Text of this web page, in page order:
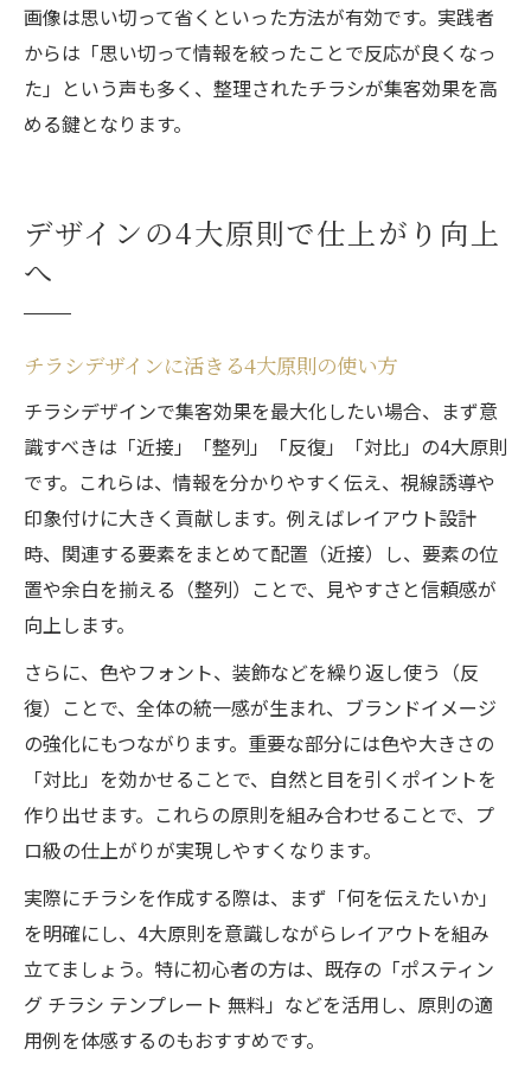
画像は思い切って省くといった方法が有効です。実践者
からは「思い切って情報を絞ったことで反応が良くなっ
た」という声も多く、整理されたチラシが集客効果を高
める鍵となります。
デザインの4大原則で仕上がり向上
へ
チラシデザインに活きる4大原則の使い方
チラシデザインで集客効果を最大化したい場合、まず意
識すべきは「近接」「整列」「反復」「対比」の4大原則
です。これらは、情報を分かりやすく伝え、視線誘導や
印象付けに大きく貢献します。例えばレイアウト設計
時、関連する要素をまとめて配置（近接）し、要素の位
置や余白を揃える（整列）ことで、見やすさと信頼感が
向上します。
さらに、色やフォント、装飾などを繰り返し使う（反
復）ことで、全体の統一感が生まれ、ブランドイメージ
の強化にもつながります。重要な部分には色や大きさの
「対比」を効かせることで、自然と目を引くポイントを
作り出せます。これらの原則を組み合わせることで、プ
ロ級の仕上がりが実現しやすくなります。
実際にチラシを作成する際は、まず「何を伝えたいか」
を明確にし、4大原則を意識しながらレイアウトを組み
立てましょう。特に初心者の方は、既存の「ポスティン
グ チラシ テンプレート 無料」などを活用し、原則の適
用例を体感するのもおすすめです。